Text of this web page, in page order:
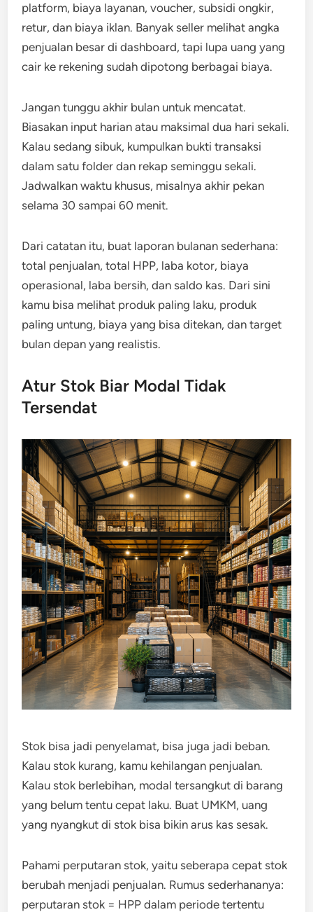
platform, biaya layanan, voucher, subsidi ongkir,
retur, dan biaya iklan. Banyak seller melihat angka
penjualan besar di dashboard, tapi lupa uang yang
cair ke rekening sudah dipotong berbagai biaya.
Jangan tunggu akhir bulan untuk mencatat.
Biasakan input harian atau maksimal dua hari sekali.
Kalau sedang sibuk, kumpulkan bukti transaksi
dalam satu folder dan rekap seminggu sekali.
Jadwalkan waktu khusus, misalnya akhir pekan
selama 30 sampai 60 menit.
Dari catatan itu, buat laporan bulanan sederhana:
total penjualan, total HPP, laba kotor, biaya
operasional, laba bersih, dan saldo kas. Dari sini
kamu bisa melihat produk paling laku, produk
paling untung, biaya yang bisa ditekan, dan target
bulan depan yang realistis.
Atur Stok Biar Modal Tidak
Tersendat
Stok bisa jadi penyelamat, bisa juga jadi beban.
Kalau stok kurang, kamu kehilangan penjualan.
Kalau stok berlebihan, modal tersangkut di barang
yang belum tentu cepat laku. Buat UMKM, uang
yang nyangkut di stok bisa bikin arus kas sesak.
Pahami perputaran stok, yaitu seberapa cepat stok
berubah menjadi penjualan. Rumus sederhananya:
perputaran stok = HPP dalam periode tertentu